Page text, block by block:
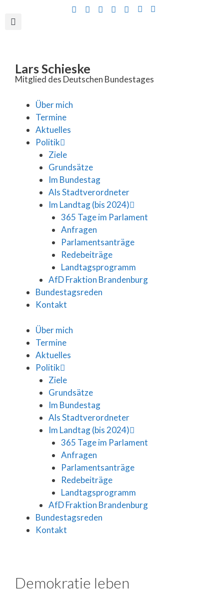
Lars Schieske
Mitglied des Deutschen Bundestages
Über mich
Termine
Aktuelles
Politik
Ziele
Grundsätze
Im Bundestag
Als Stadtverordneter
Im Landtag (bis 2024)
365 Tage im Parlament
Anfragen
Parlamentsanträge
Redebeiträge
Landtagsprogramm
AfD Fraktion Brandenburg
Bundestagsreden
Kontakt
Über mich
Termine
Aktuelles
Politik
Ziele
Grundsätze
Im Bundestag
Als Stadtverordneter
Im Landtag (bis 2024)
365 Tage im Parlament
Anfragen
Parlamentsanträge
Redebeiträge
Landtagsprogramm
AfD Fraktion Brandenburg
Bundestagsreden
Kontakt
Demokratie leben